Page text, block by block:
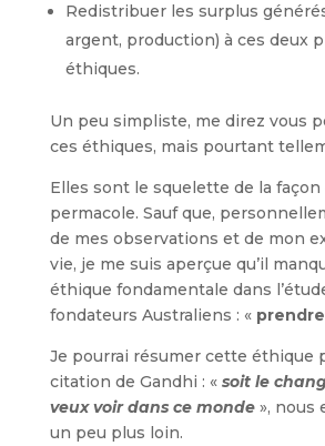
Redistribuer les surplus
argent, production) à ces deux
éthiques.
Un peu simpliste, me direz vous
ces éthiques, mais pourtant
Elles sont le squelette de la
permacole. Sauf que,
de mes observations et de mon
vie, je me suis aperçue qu’il
éthique fondamentale dans
fondateurs Australiens : «
Je pourrai résumer cette éthique
citation de Gandhi : « soit le
veux voir dans ce monde», nous
un peu plus loin.